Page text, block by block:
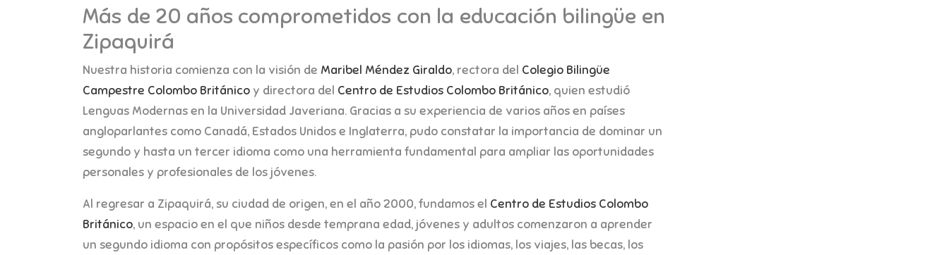
Más de 20 años comprometidos con la educación bilingüe en
Zipaquirá
Nuestra historia comienza con la visión de Maribel Méndez Giraldo, rectora del Colegio Bilingüe
Campestre Colombo Británico y directora del Centro de Estudios Colombo Británico, quien estudió
Lenguas Modernas en la Universidad Javeriana. Gracias a su experiencia de varios años en países
angloparlantes como Canadá, Estados Unidos e Inglaterra, pudo constatar la importancia de dominar un
segundo y hasta un tercer idioma como una herramienta fundamental para ampliar las oportunidades
personales y profesionales de los jóvenes.
Al regresar a Zipaquirá, su ciudad de origen, en el año 2000, fundamos el Centro de Estudios Colombo
Británico, un espacio en el que niños desde temprana edad, jóvenes y adultos comenzaron a aprender
un segundo idioma con propósitos específicos como la pasión por los idiomas, los viajes, las becas, los